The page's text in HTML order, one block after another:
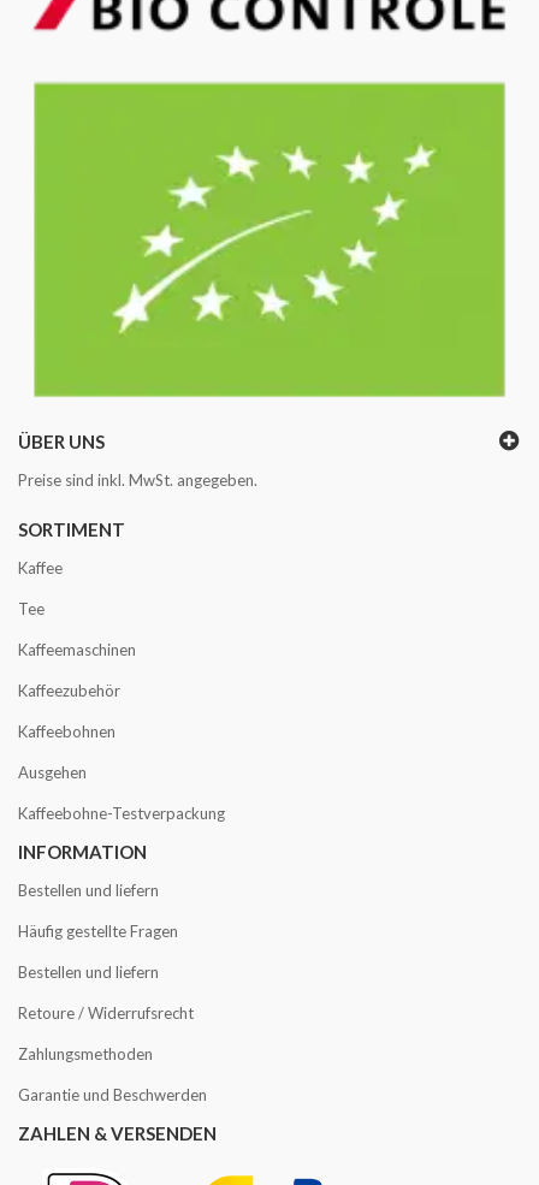
ÜBER UNS
Preise sind inkl. MwSt. angegeben.
SORTIMENT
Kaffee
Tee
Kaffeemaschinen
Kaffeezubehör
Kaffeebohnen
Ausgehen
Kaffeebohne-Testverpackung
INFORMATION
Bestellen und liefern
Häufig gestellte Fragen
Bestellen und liefern
Retoure / Widerrufsrecht
Zahlungsmethoden
Garantie und Beschwerden
ZAHLEN & VERSENDEN